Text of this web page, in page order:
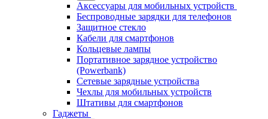
Аксессуары для мобильных устройств
Беспроводные зарядки для телефонов
Защитное стекло
Кабели для смартфонов
Кольцевые лампы
Портативное зарядное устройство
(Powerbank)
Сетевые зарядные устройства
Чехлы для мобильных устройств
Штативы для смартфонов
Гаджеты